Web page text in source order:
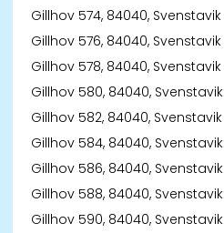
Gillhov 574, 84040, Svenstavik
Gillhov 576, 84040, Svenstavik
Gillhov 578, 84040, Svenstavik
Gillhov 580, 84040, Svenstavik
Gillhov 582, 84040, Svenstavik
Gillhov 584, 84040, Svenstavik
Gillhov 586, 84040, Svenstavik
Gillhov 588, 84040, Svenstavik
Gillhov 590, 84040, Svenstavik